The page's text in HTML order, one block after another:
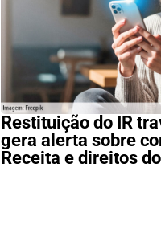
Restituição do IR
gera alerta sobre
Receita e direitos